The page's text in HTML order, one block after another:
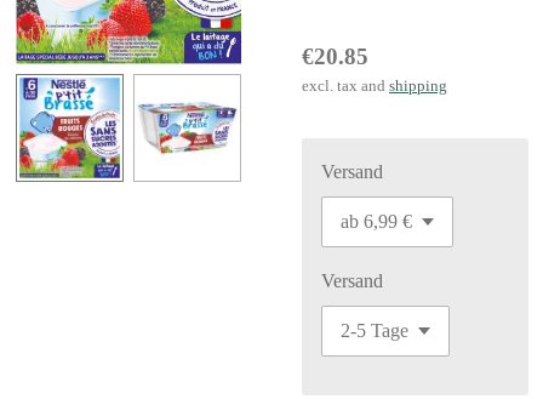
€20.85
excl. tax and shipping
Versand
Versand